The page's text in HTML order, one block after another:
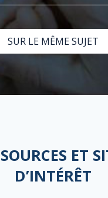
SUR LE MÊME SUJET
ET
D’INTÉRÊT